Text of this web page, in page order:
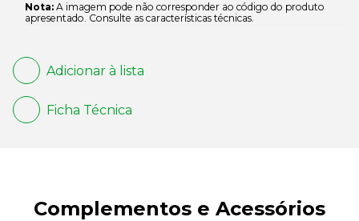
Nota: A imagem pode não corresponder ao código do produto
apresentado. Consulte as características técnicas.
Adicionar à lista
Ficha Técnica
Complementos e Acessórios